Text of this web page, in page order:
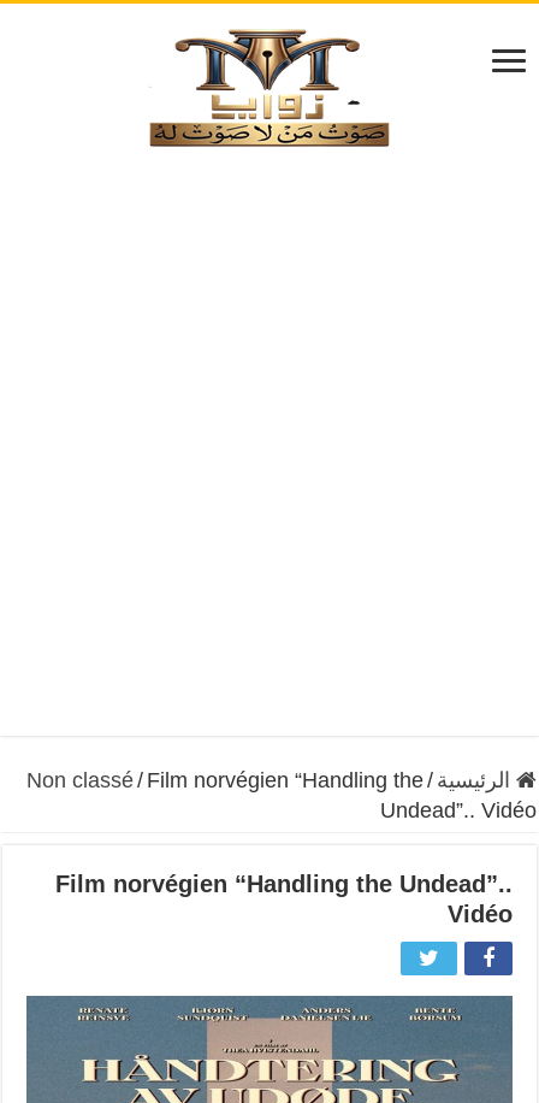
الرئيسية /
Non classé / Film norvégien “Handling the
Undead”.. Vidéo
Film norvégien “Handling the Undead”..
Vidéo